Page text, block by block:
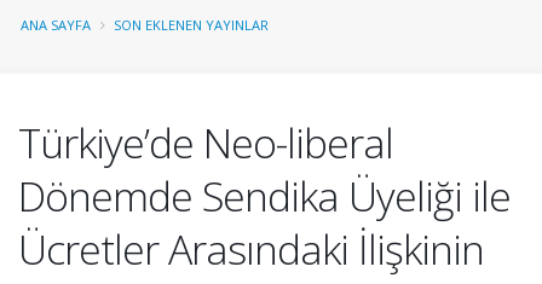
ANA SAYFA SON EKLENEN YAYINLAR
Türkiye’de Neo-liberal
Dönemde Sendika Üyeliği ile
Ücretler Arasındaki İlişkinin